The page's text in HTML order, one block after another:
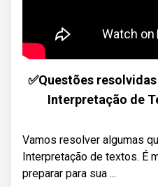
✅Questões
Interpretação de
Vamos resolver algumas
Interpretação de textos. É
preparar para sua ...